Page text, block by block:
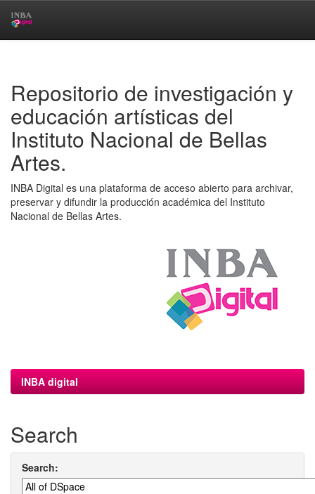
Repositorio de investigación y
educación artísticas del
Instituto Nacional de Bellas
Artes.
INBA Digital es una plataforma de acceso abierto para archivar,
preservar y difundir la producción académica del Instituto
Nacional de Bellas Artes.
INBA digital
Search
Search: